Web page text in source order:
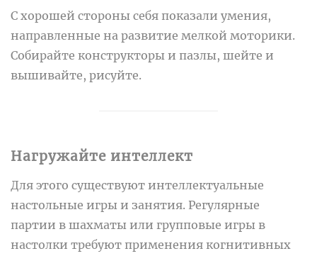
С хорошей стороны себя показали умения,
направленные на развитие мелкой моторики.
Собирайте конструкторы и пазлы, шейте и
вышивайте, рисуйте.
Нагружайте интеллект
Для этого существуют интеллектуальные
настольные игры и занятия. Регулярные
партии в шахматы или групповые игры в
настолки требуют применения когнитивных